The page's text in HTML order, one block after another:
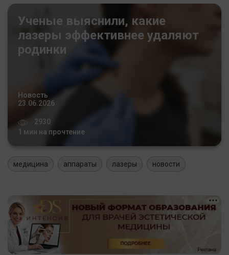
Ученые выяснили, какие
лазеры эффективнее удаляют
родинки
Новость
23.06.2026
2930
1 мин на прочтение
медицина аппараты лазеры новости